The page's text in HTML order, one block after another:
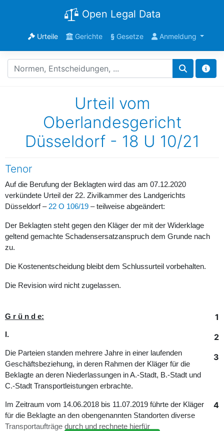
Open Legal Data
Urteile Gerichte §Gesetze Anmeldung
Urteil vom
Oberlandesgericht
Düsseldorf - 18 U 10/21
Tenor
Auf die Berufung der Beklagten wird das am 07.12.2020
verkündete Urteil der 22. Zivilkammer des Landgerichts
Düsseldorf – 22 O 106/19 – teilweise abgeändert:
Der Beklagten steht gegen den Kläger der mit der Widerklage
geltend gemachte Schadensersatzanspruch dem Grunde nach
zu.
Die Kostenentscheidung bleibt dem Schlussurteil vorbehalten.
Die Revision wird nicht zugelassen.
1
G r ü n d e:
2
I.
3
Die Parteien standen mehrere Jahre in einer laufenden
Geschäftsbeziehung, in deren Rahmen der Kläger für die
Beklagte an deren Niederlassungen in A.-Stadt, B.-Stadt und
C.-Stadt Transportleistungen erbrachte.
4
Im Zeitraum vom 14.06.2018 bis 11.07.2019 führte der Kläger
für die Beklagte an den obengenannten Standorten diverse
Transportaufträge durch und rechnete hierfür